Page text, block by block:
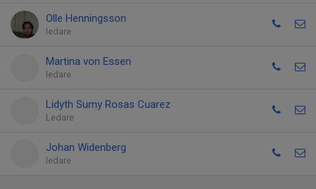
Olle Henningsson
ledare
Martina von Essen
ledare
Lidyth Sumy Rosas Cuarez
Ledare
Johan Widenberg
ledare